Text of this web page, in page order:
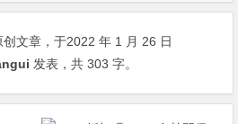
创文章，于2022 年 1 月 26 日
发表，共 303 字。